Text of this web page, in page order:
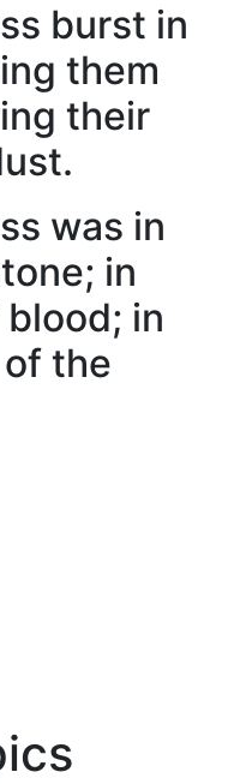
burst in
them
their
was in
in
in
the